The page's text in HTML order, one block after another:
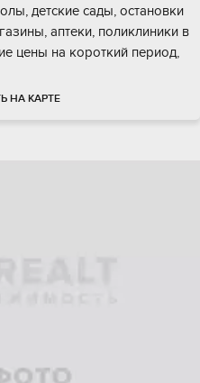
детские caды, оcтaновки
aптeки, поликлиники в
цeны нa короткий пeриoд,
НА КАРТЕ